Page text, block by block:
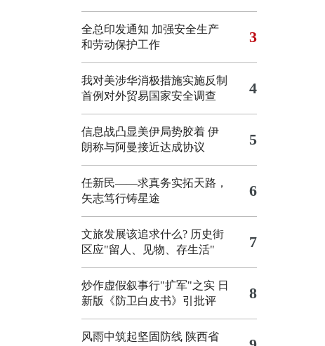
全总印发通知 加强安全生产
和劳动保护工作
3
我对美涉华消极措施实施反制
首例对外贸易国家安全调查
4
信息战凸显美伊局势胶着 伊
朗称与阿曼接近达成协议
5
任新民——求真务实拓天路，
矢志笃行铸星途
6
文旅发展该追求什么? 历史街
区应"留人、见物、存生活"
7
炒作虚假叙事行"扩军"之实 日
新版《防卫白皮书》引批评
8
风雨中筑起坚固防线 陕西省